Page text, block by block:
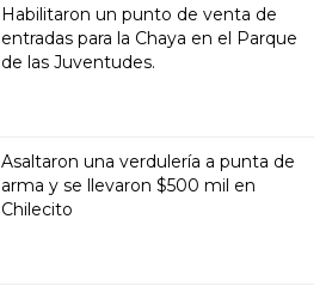
Habilitaron un punto de venta de
entradas para la Chaya en el Parque
de las Juventudes.
Asaltaron una verdulería a punta de
arma y se llevaron $500 mil en
Chilecito